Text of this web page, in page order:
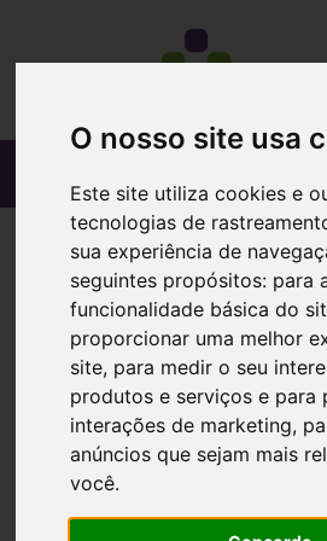
O nosso site usa
Este site utiliza cookies e
tecnologias de
sua experiência de
seguintes propósitos: para
funcionalidade básica do
proporcionar uma melhor
site, para medir o seu
produtos e serviços e para
interações de marketing,
anúncios que sejam mais
você.